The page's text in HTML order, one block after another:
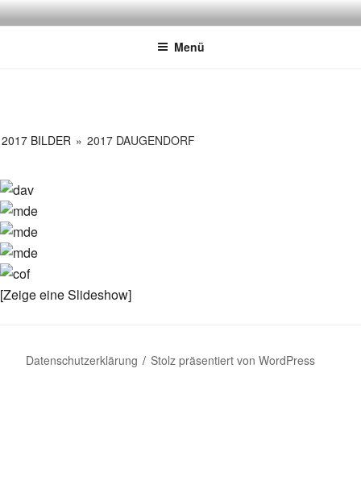
GAI-HEXEN
Menü
2017 BILDER » 2017 DAUGENDORF
[Zeige eine Slideshow]
Datenschutzerklärung Stolz präsentiert von WordPress